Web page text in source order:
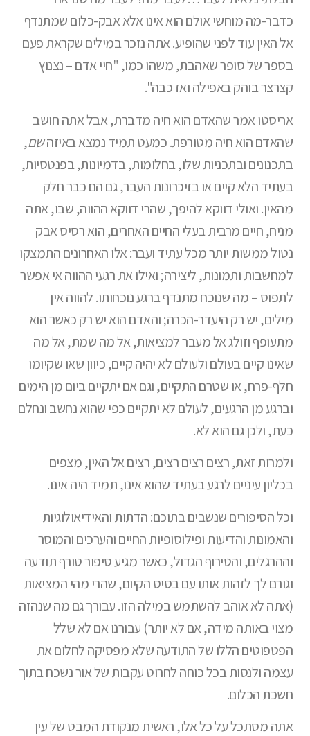
כדבר-מה מוחשי אולם הוא אינו אלא אבק-כלום שמתנדף
אל האין עוד לפני שהופיע. אתה נזכר במילים שקראת פעם
בספר של סופר שאהבת, משהו כמו, "חיי אדם – נצנוץ
קצרצר בוהק באפילה ואז כבה".
אריסטו אמר שהאדם הוא חיה מדברת, אבל אתה חושב
שהאדם הוא חיה מטורפת. כמעט תמיד נמצא באיזהשם,
בתכנונים ובתכניות שלו, בחלומות, בדמיונות, בפנטסיות,
בעתיד הלא קיים או בזיכרונות העבר, גם הם כבר חלק
מהאין. ואולי דווקא להיפך, שהרי דווקא ההווה, שבו, אתה
מניח, חיים מרבית בעלי החיים האחרים, הוא רסיס אבק
נטול ממשות יותר מכל עתיד ועבר: אלו האחרונים התמצקו
למחשבות ותמונות, ליצירה; ואילו את רגעי ההווה אי אפשר
לתפוס – מה שנוכח מתנדף ברגע נוכחותו. להווה אין
מילים, יש רק היעדר-הכרה; והאדם הוא יש רק כאשר הוא
מתעופף וזולג אל מעבר למציאות, אל מה שמת, אל מה
שאינו קיים בעולם ולעולם לא יהיה קיים, כיוון שאו שקיומו
חלף-פרח, או שטרם התקיים, וגם אם יתקיים ביום מן הימים
וברגע מן הרגעים, לעולם לא יתקיים כפי שהוא נחשב ונחלם
כעת, ולכן גם הוא לא.
ולמרות זאת, רצים רצים רצים, רצים אל האין, מצפים
בכליון עיניים לרגע בעתיד שהוא אינו, תמיד היה אינו.
וכל הסיפורים שנשבים בתוכם: הדתות והאידיאולוגיות
והאמונות והדיעות ופילוסופיות החיים והערכים והמוסר
וההרגלים, והטירוף הגדול, כאשר מגיע סיפור טורף תודעה
וגורם לך לזהות אותו עם בסיס הקיום, שהרי מהי המציאות
(אתה לא אוהב להשתמש במילה הזו. עבורך גם מה שנהזה
מצוי באותה מידה, אם לא יותר) עבורנו אם לא שלל
הפטפוטים הללו של התודעה שלא מפסיקה לחלום את
עצמה ולנסות בכל כוחה לחרוט עקבות של אור נשכח בתוך
חשכת הכלום.
אתה מסתכל על כל אלו, ראשית מנקודת המבט של עין